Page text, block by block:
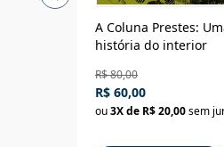
A Coluna Prestes:
história do interior
R$ 80,00
R$ 60,00
ou3X de R$ 20,00sem